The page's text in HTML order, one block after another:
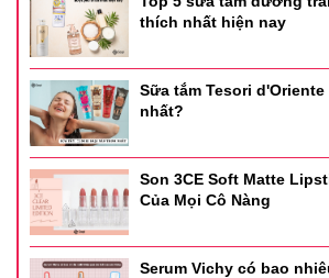
thích nhất hiện nay
Sữa tắm Tesori
nhất?
Son 3CE Soft Matte
Của Mọi Cô Nàng
Serum Vichy có bao